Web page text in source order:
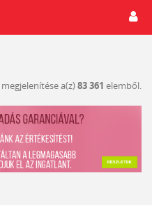
megjelenítése a(z)83 361 elemből.